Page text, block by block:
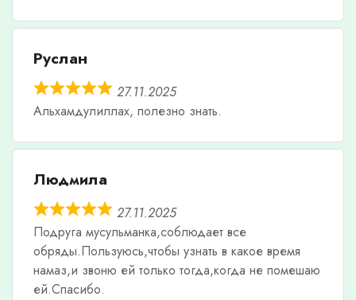
Руслан
27.11.2025
Альхамдулиллах, полезно знать.
Людмила
27.11.2025
Подруга мусульманка,соблюдает все
обряды.Пользуюсь,чтобы узнать в какое время
намаз,и звоню ей только тогда,когда не помешаю
ей.Спасибо.